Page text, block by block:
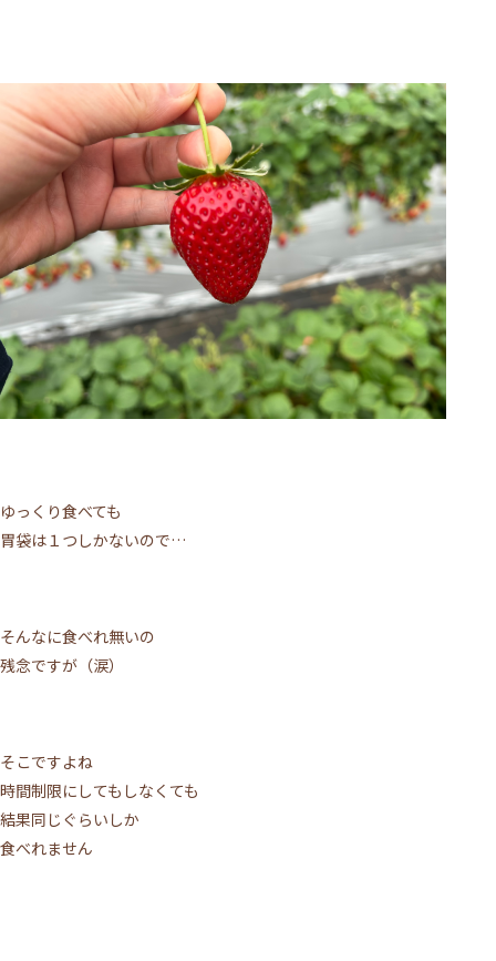
ゆっくり食べても
胃袋は１つしかないので…
そんなに食べれ無いの
残念ですが（涙）
そこですよね
時間制限にしてもしなくても
結果同じぐらいしか
食べれません